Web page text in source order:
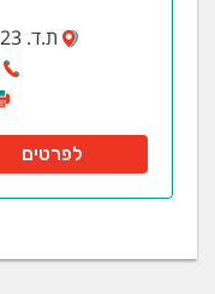
ת.ד. 2823, אבן יהודה 4050269
לפרטים